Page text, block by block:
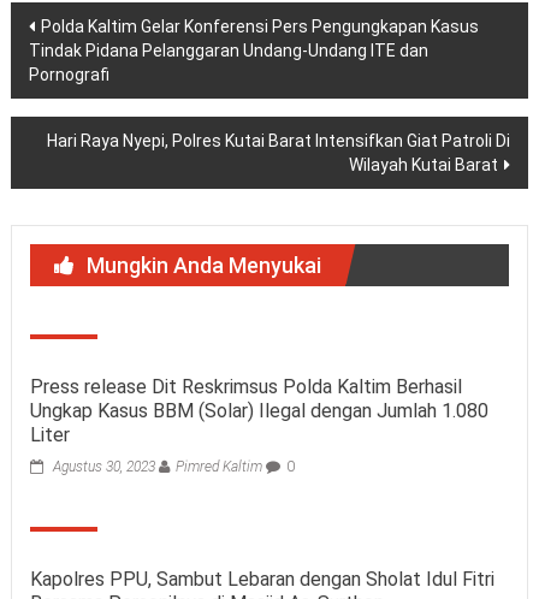
Navigasi
pos
Polda Kaltim Gelar Konferensi Pers Pengungkapan Kasus
Tindak Pidana Pelanggaran Undang-Undang ITE dan
Pornografi
Hari Raya Nyepi, Polres Kutai Barat Intensifkan Giat Patroli Di
Wilayah Kutai Barat
Mungkin Anda Menyukai
Press release Dit Reskrimsus Polda Kaltim Berhasil
Ungkap Kasus BBM (Solar) Ilegal dengan Jumlah 1.080
Liter
Agustus 30, 2023 Pimred Kaltim 0
Kapolres PPU, Sambut Lebaran dengan Sholat Idul Fitri